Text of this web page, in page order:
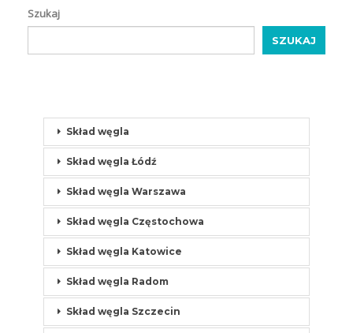
Szukaj
SZUKAJ
Skład węgla
Skład węgla Łódź
Skład węgla Warszawa
Skład węgla Częstochowa
Skład węgla Katowice
Skład węgla Radom
Skład węgla Szczecin